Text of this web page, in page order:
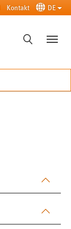
Kontakt DE
SUCHE